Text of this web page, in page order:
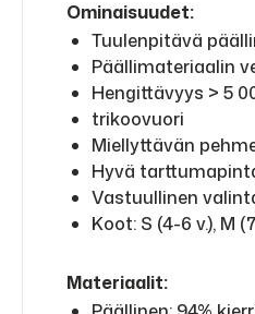
Ominaisuudet:
Tuulenpitävä
Päällimateriaalin
Hengittävyys > 5
trikoovuori
Miellyttävän
Hyvä
Vastuullinen
Koot: S (4-6 v.), M
Materiaalit: